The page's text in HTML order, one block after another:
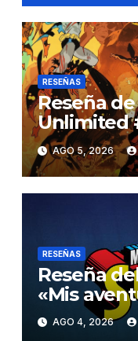
RESEÑAS
Reseña
Unlimited
AGO 5, 2026
RESEÑAS
Reseña
«Mis
AGO 4, 2026